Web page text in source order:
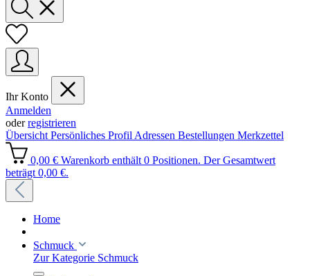
Ihr Konto
Anmelden
oderregistrieren
Übersicht Persönliches Profil Adressen Bestellungen Merkzettel
0,00 € Warenkorb enthält 0 Positionen. Der Gesamtwert
beträgt 0,00 €.
Home
Schmuck
Zur Kategorie Schmuck